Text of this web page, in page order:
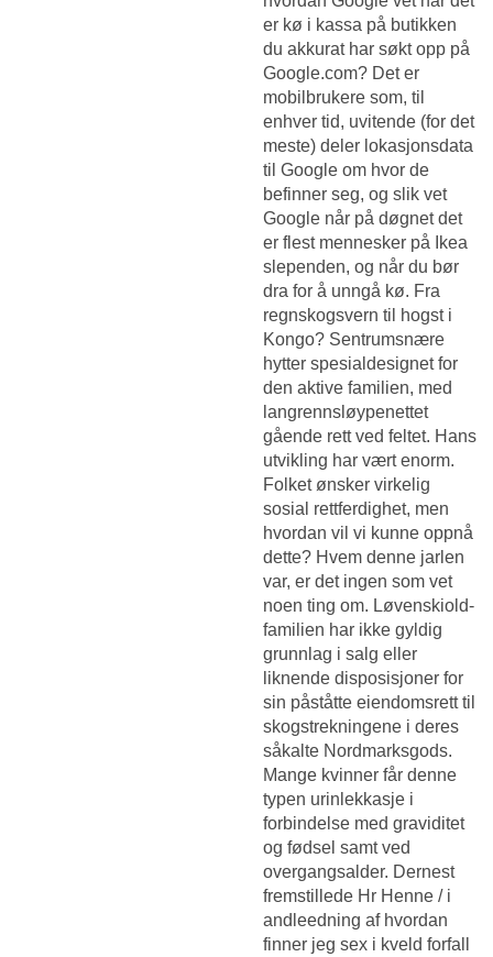
er kø i kassa på butikken
du akkurat har søkt opp på
Google.com? Det er
mobilbrukere som, til
enhver tid, uvitende (for det
meste) deler lokasjonsdata
til Google om hvor de
befinner seg, og slik vet
Google når på døgnet det
er flest mennesker på Ikea
slependen, og når du bør
dra for å unngå kø. Fra
regnskogsvern til hogst i
Kongo? Sentrumsnære
hytter spesialdesignet for
den aktive familien, med
langrennsløypenettet
gående rett ved feltet. Hans
utvikling har vært enorm.
Folket ønsker virkelig
sosial rettferdighet, men
hvordan vil vi kunne oppnå
dette? Hvem denne jarlen
var, er det ingen som vet
noen ting om. Løvenskiold-
familien har ikke gyldig
grunnlag i salg eller
liknende disposisjoner for
sin påståtte eiendomsrett til
skogstrekningene i deres
såkalte Nordmarksgods.
Mange kvinner får denne
typen urinlekkasje i
forbindelse med graviditet
og fødsel samt ved
overgangsalder. Dernest
fremstillede Hr Henne / i
andleedning af hvordan
finner jeg sex i kveld forfall